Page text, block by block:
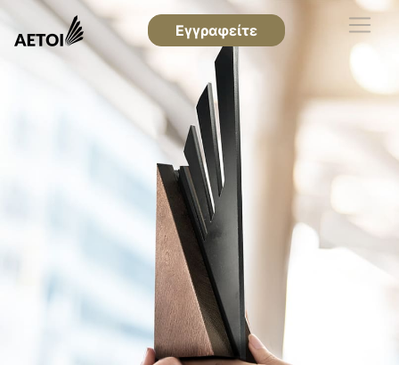
Εγγραφείτε